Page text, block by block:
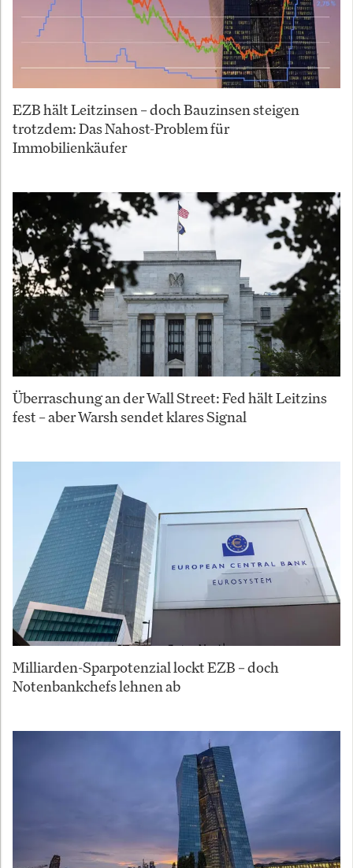
EZB hält Leitzinsen – doch Bauzinsen steigen
trotzdem: Das Nahost-Problem für
Immobilienkäufer
Überraschung an der Wall Street: Fed hält Leitzins
fest – aber Warsh sendet klares Signal
Milliarden-Sparpotenzial lockt EZB – doch
Notenbankchefs lehnen ab